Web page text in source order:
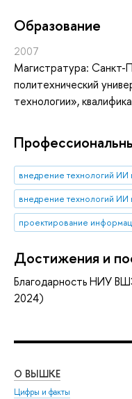
Oбразование
2007
Магистратура: Санкт-
политехнический
технологии»,
внедрение технологий ИИ
внедрение технологий ИИ
проектирование
Достижения и
Благодарность НИУ
2024)
О ВЫШКЕ
Цифры и факты